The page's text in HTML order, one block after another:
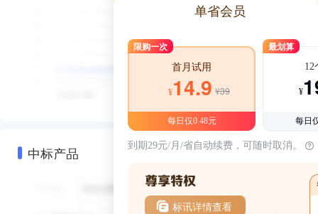
中标产品
单省会员
限购一次
首月试用
¥14.9 ¥39
每日仅0.48元
最划算
12
¥
每日
到期29元/月/省自动续费，可随时取消。
标讯详情查看